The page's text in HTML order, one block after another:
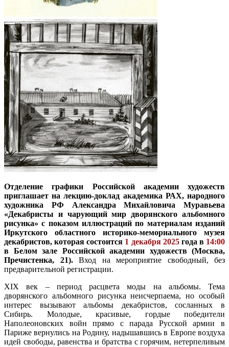
Отделение графики Российской академии художеств
приглашает на лекцию-доклад академика РАХ, народного
художника РФ Александра Михайловича Муравьева
«Декабристы и чарующий мир дворянского альбомного
рисунка» с показом иллюстраций по материалам изданий
Иркутского областного историко-мемориального музея
декабристов, котораясостоится 1 декабря 2025года в 14:00
в Белом зале Российской академии художеств (Москва,
Пречистенка, 21).Вход на мероприятие свободный, без
предварительной регистрации.
XIX век – период расцвета моды на альбомы. Тема
дворянского альбомного рисунка неисчерпаема, но особый
интерес вызывают альбомы декабристов, сосланных в
Сибирь. Молодые, красивые, гордые победители
Наполеоновских войн прямо с парада Русской армии в
Париже вернулись на Родину, надышавшись в Европе воздуха
идей свободы, равенства и братства с горячим, нетерпеливым